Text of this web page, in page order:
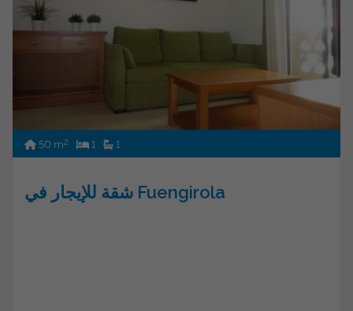
50 m2 1 1
شقة للإيجار في Fuengirola